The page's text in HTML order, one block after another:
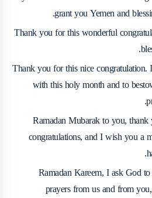
grant you Yemen and
Thank you for this wonderful
Thank you for this nice
with this holy month and to
Ramadan Mubarak to you,
congratulations, and I wish you a
Ramadan Kareem, I ask God
prayers from us and from